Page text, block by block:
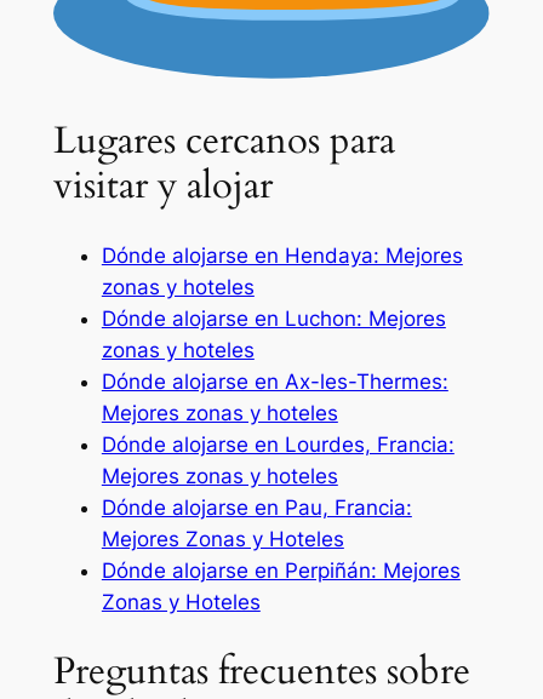
Lugares cercanos para
visitar y alojar
Dónde alojarse en Hendaya: Mejores
zonas y hoteles
Dónde alojarse en Luchon: Mejores
zonas y hoteles
Dónde alojarse en Ax-les-Thermes:
Mejores zonas y hoteles
Dónde alojarse en Lourdes, Francia:
Mejores zonas y hoteles
Dónde alojarse en Pau, Francia:
Mejores Zonas y Hoteles
Dónde alojarse en Perpiñán: Mejores
Zonas y Hoteles
Preguntas frecuentes sobre